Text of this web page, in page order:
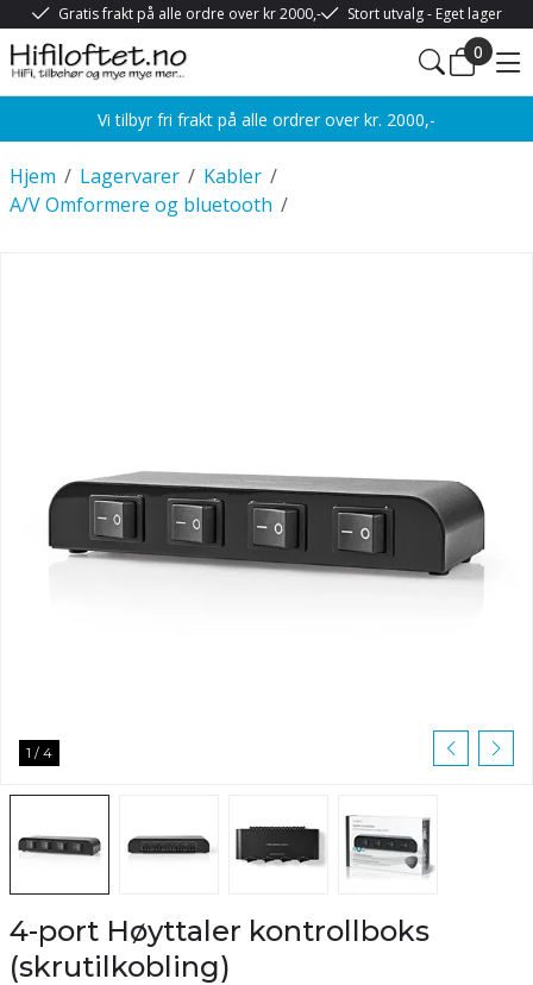
Gratis frakt på alle ordre over kr 2000,- Stort utvalg - Eget lager
0
Vi tilbyr fri frakt på alle ordrer over kr. 2000,-
/
Hjem /
Lagervarer /
Kabler
/
A/V Omformere og bluetooth
1 / 4
4-port Høyttaler kontrollboks
(skrutilkobling)